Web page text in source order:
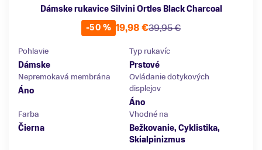
Dámske rukavice Silvini Ortles Black Charcoal
-50 %
39,95 €
19,98 €
Pohlavie
Dámske
Typ rukavíc
Prstové
Nepremokavá membrána
Áno
Ovládanie dotykových
displejov
Áno
Farba
Čierna
Vhodné na
Bežkovanie, Cyklistika,
Skialpinizmus